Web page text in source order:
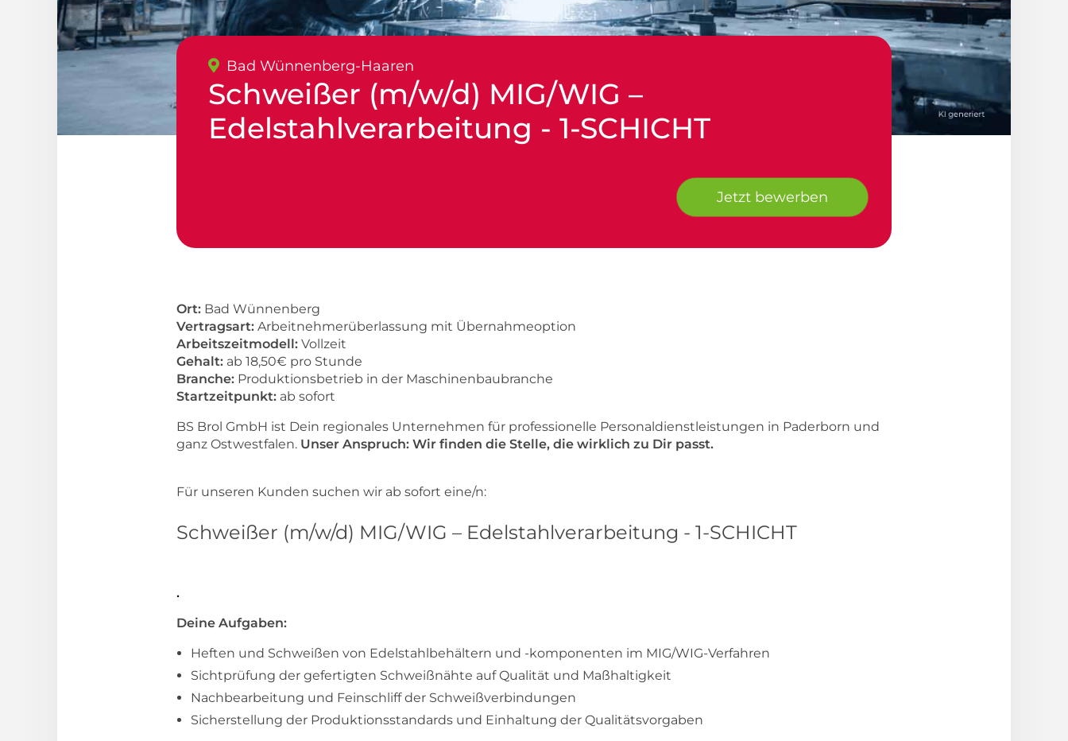
Bad Wünnenberg-Haaren
Schweißer (m/w/d) MIG/WIG –
Edelstahlverarbeitung - 1-SCHICHT
Jetzt bewerben
Ort: Bad Wünnenberg
Vertragsart: Arbeitnehmerüberlassung mit Übernahmeoption
Arbeitszeitmodell: Vollzeit
Gehalt: ab 18,50€ pro Stunde
Branche: Produktionsbetrieb in der Maschinenbaubranche
Startzeitpunkt: ab sofort
BS Brol GmbH ist Dein regionales Unternehmen für professionelle Personaldienstleistungen in Paderborn und
ganz Ostwestfalen. Unser Anspruch: Wir finden die Stelle, die wirklich zu Dir passt.
Für unseren Kunden suchen wir ab sofort eine/n:
Schweißer (m/w/d) MIG/WIG – Edelstahlverarbeitung - 1-SCHICHT
.
Deine Aufgaben:
Heften und Schweißen von Edelstahlbehältern und -komponenten im MIG/WIG-Verfahren
Sichtprüfung der gefertigten Schweißnähte auf Qualität und Maßhaltigkeit
Nachbearbeitung und Feinschliff der Schweißverbindungen
Sicherstellung der Produktionsstandards und Einhaltung der Qualitätsvorgaben